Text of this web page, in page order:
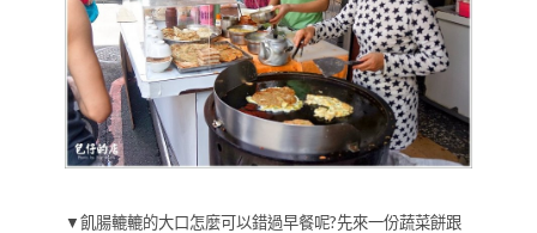
▼飢腸轆轆的大口怎麼可以錯過早餐呢?先來一份蔬菜餅跟